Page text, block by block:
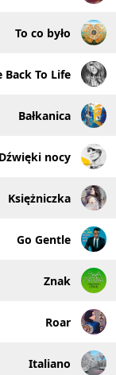
To co było
Back To Life
Bałkanica
Dźwięki nocy
Księżniczka
Go Gentle
Znak
Roar
Italiano